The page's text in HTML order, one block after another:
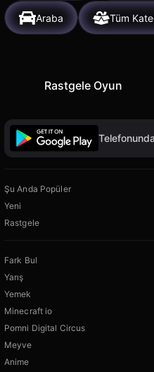
Araba Tüm
Rastgele Oyun
Şu Anda Popüler
Yeni
Rastgele
Fark Bul
Yarış
Yemek
Minecraft io
Pomni Digital Circus
Meyve
Anime